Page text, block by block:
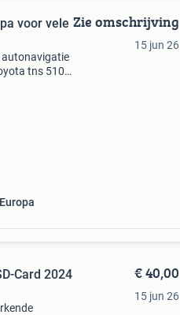
voor vele
autonavigatie
tns 510
Zie omschrijving
15 jun 26
Card 2024
€ 40,00
15 jun 26